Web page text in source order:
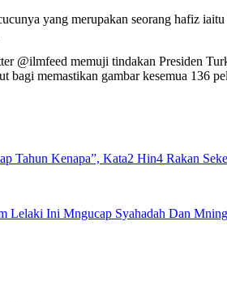
yang merupakan seorang hafiz
@ilmfeed memuji tindakan Presiden
bagi memastikan gambar kesemua 136
Tahun Kenapa”, Kata2 Hin4 Rakan
Lelaki Ini Mngucap Syahadah Dan